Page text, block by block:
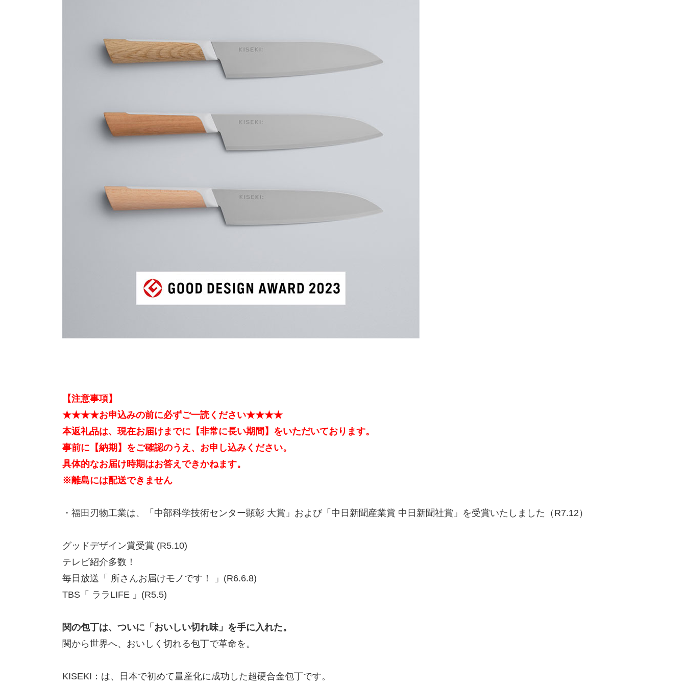
【注意事項】
★★★★お申込みの前に必ずご一読ください★★★★
本返礼品は、現在お届けまでに【非常に長い期間】をいただいております。
事前に【納期】をご確認のうえ、お申し込みください。
具体的なお届け時期はお答えできかねます。
※離島には配送できません
・福田刃物工業は、「中部科学技術センター顕彰 大賞」および「中日新聞産業賞 中日新聞社賞」を受賞いたしました（R7.12）
グッドデザイン賞受賞 (R5.10)
テレビ紹介多数！
毎日放送「 所さんお届けモノです！ 」(R6.6.8)
TBS「 ララLIFE 」(R5.5)
関の包丁は、ついに「おいしい切れ味」を手に入れた。
関から世界へ、おいしく切れる包丁で革命を。
KISEKI：は、日本で初めて量産化に成功した超硬合金包丁です。